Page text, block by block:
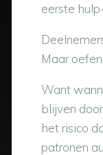
eerste
Maar
Want
blijven
het risico
patronen